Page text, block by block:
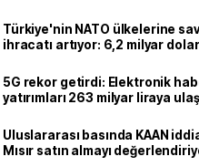
Türkiye'nin NATO ülkelerine
ihracatı artıyor: 6,2 milyar
5G rekor getirdi: Elektronik
yatırımları 263 milyar liraya
Uluslararası basında KAAN
Mısır satın almayı